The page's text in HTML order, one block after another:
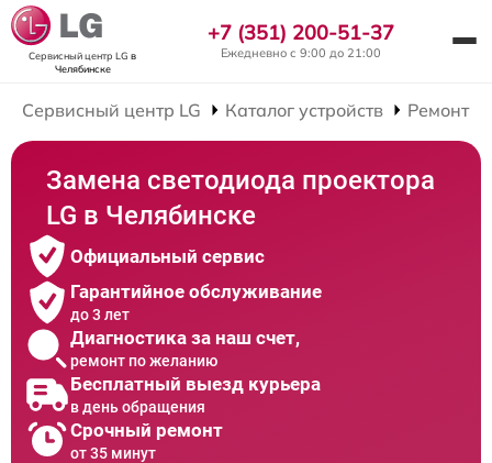
Сервисный центр LG в
Челябинске
+7 (351) 200-51-37
Ежедневно с 9:00 до 21:00
Сервисный центр LG Каталог устройств Ремонт
Замена светодиода проектора
LG в Челябинске
Официальный сервис
Гарантийное обслуживание
до 3 лет
Диагностика за наш счет,
ремонт по желанию
Бесплатный выезд курьера
в день обращения
Срочный ремонт
от 35 минут